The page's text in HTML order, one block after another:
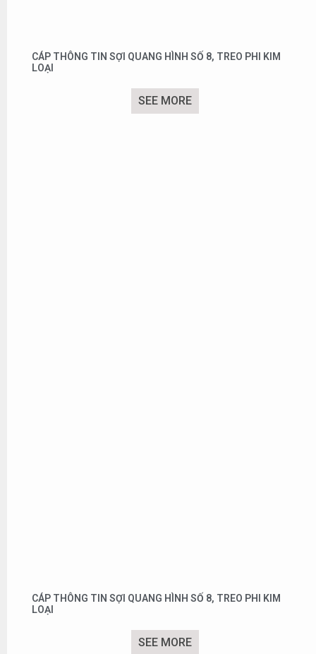
CÁP THÔNG TIN SỢI QUANG HÌNH SỐ 8, TREO PHI KIM
LOẠI
SEE MORE
CÁP THÔNG TIN SỢI QUANG HÌNH SỐ 8, TREO PHI KIM
LOẠI
SEE MORE